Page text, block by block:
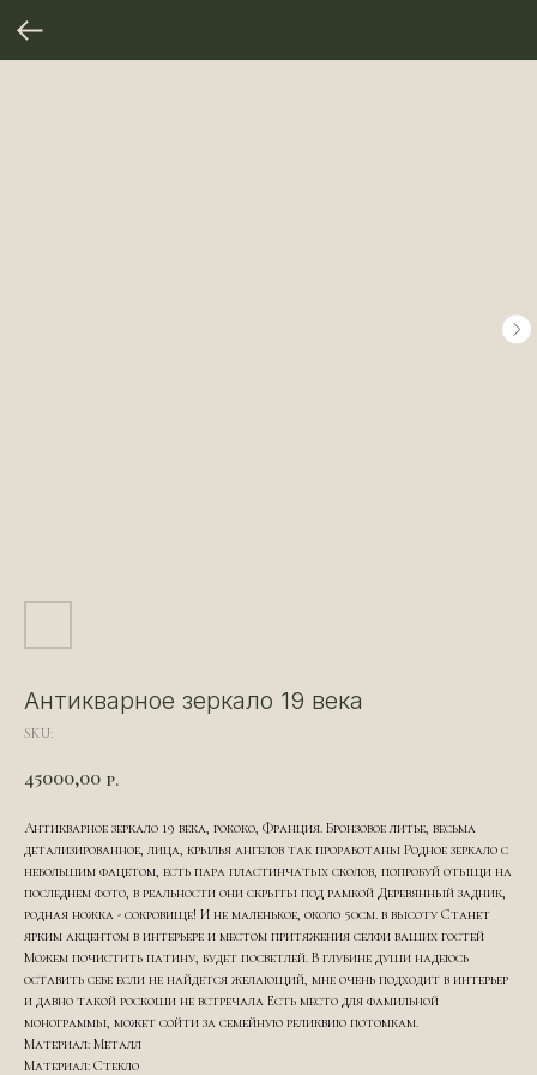
Антикварное зеркало 19 века
SKU:
45000,00 р.
Антикварное зеркало 19 века, рококо, Франция. Бронзовое литье, весьма
детализированное, лица, крылья ангелов так проработаны Родное зеркало с
небольшим фацетом, есть пара пластинчатых сколов, попробуй отыщи на
последнем фото, в реальности они скрыты под рамкой Деревянный задник,
родная ножка - сокровище! И не маленькое, около 50см. в высоту Станет
ярким акцентом в интерьере и местом притяжения селфи ваших гостей
Можем почистить патину, будет посветлей. В глубине души надеюсь
оставить себе если не найдется желающий, мне очень подходит в интерьер
и давно такой роскоши не встречала Есть место для фамильной
монограммы, может сойти за семейную реликвию потомкам.
Материал: Металл
Материал: Стекло